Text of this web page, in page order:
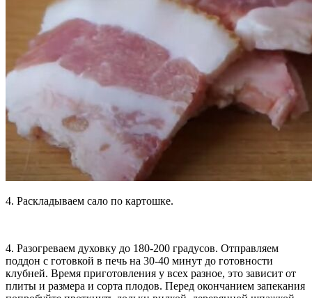
4. Раскладываем сало по картошке.
4. Разогреваем духовку до 180-200 градусов. Отправляем
поддон с готовкой в печь на 30-40 минут до готовности
клубней. Время приготовления у всех разное, это зависит от
плиты и размера и сорта плодов. Перед окончанием запекания